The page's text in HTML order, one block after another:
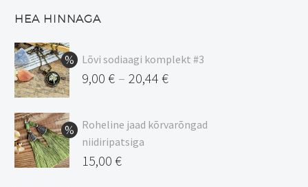
HEA HINNAGA
Lõvi sodiaagi komplekt #3
9,00 € – 20,44 €
9,00 €
kuni
20,44 €
Roheline jaad kõrvarõngad
niidiripatsiga
Algne
15,00 €